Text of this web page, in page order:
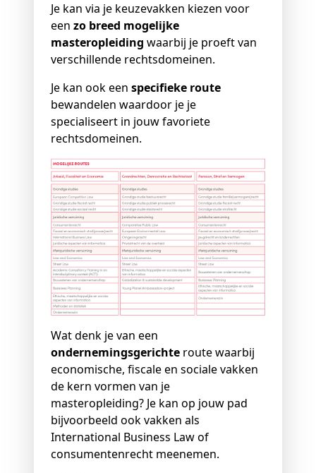
Je kan via je keuzevakken kiezen voor
een zo breed mogelijke
masteropleiding waarbij je proeft van
verschillende rechtsdomeinen.
Je kan ook een specifieke route
bewandelen waardoor je je
specialiseert in jouw favoriete
rechtsdomeinen.
Wat denk je van een
ondernemingsgerichte route waarbij
economische, fiscale en sociale vakken
de kern vormen van je
masteropleiding? Je kan op jouw pad
bijvoorbeeld ook vakken als
International Business Law of
consumentenrecht meenemen.